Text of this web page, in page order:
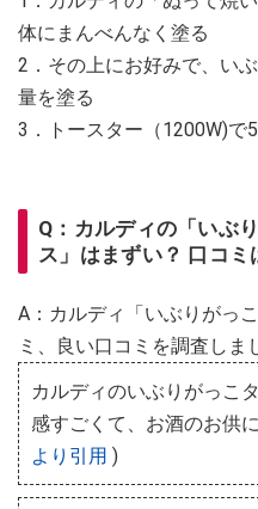
体にまんべんなく塗る
2．その上にお好みで、い
量を塗る
3．トースター（1200W)で
Q：カルディの「いぶ
ス」はまずい？ 口コミ
A：カルディ「いぶりがっ
ミ、良い口コミを調査しま
カルディのいぶりがっこ
感すごくて、お酒のお供
より引用 )